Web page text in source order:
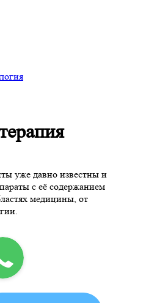
уже давно известны и
с её содержанием
медицины, от